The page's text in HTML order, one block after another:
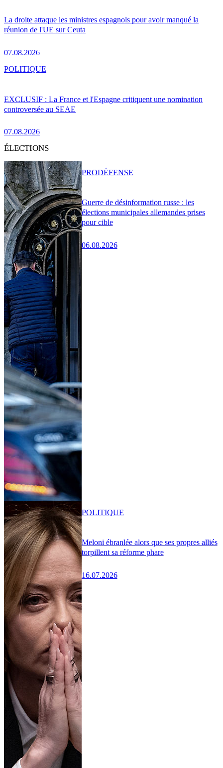
La droite attaque les ministres espagnols pour avoir manqué la
réunion de l'UE sur Ceuta
07.08.2026
EXCLUSIF : La France et l'Espagne critiquent une nomination
controversée au SEAE
07.08.2026
POLITIQUE
ÉLECTIONS
Guerre de désinformation russe : les
élections municipales allemandes prises
pour cible
06.08.2026
PRODÉFENSE
Meloni ébranlée alors que ses propres alliés
torpillent sa réforme phare
16.07.2026
POLITIQUE